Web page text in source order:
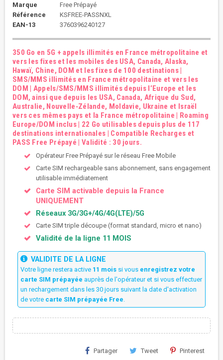
Marque
Free Prépayé
Référence
KSFREE-PASSNXL
EAN-13
3760396240127
350 Go en 5G + appels illimités en France métropolitaine et
vers les fixes et les mobiles des USA, Canada, Alaska,
Hawaï, Chine, DOM et les fixes de 100 destinations |
SMS/MMS illimités en France métropolitaine et vers les
DOM | Appels/SMS/MMS illimités depuis l’Europe et les
DOM, ainsi que depuis les USA, Canada, Afrique du Sud,
Australie, Nouvelle‑Zélande, Moldavie, Ukraine et Israël
vers ces mêmes pays et la France métropolitaine | Roaming
Europe/DOM inclus | 22 Go utilisables depuis plus de 117
destinations internationales | Compatible Recharges et
PASS Free Prépayé | Validité : 30 jours.
Opérateur Free Prépayé sur le réseau Free Mobile
Carte SIM rechargeable sans abonnement, sans engagement
utilisable immédiatement
Carte SIM activable depuis la France
UNIQUEMENT
Réseaux 3G/3G+/4G/4G(LTE)/5G
Carte SIM triple découpe (format standard, micro et nano)
Validité de la ligne 11 MOIS
VALIDITE DE LA LIGNE
Votre ligne restera active 11 mois si vous enregistrez votre
carte SIM prépayée auprès de l'opérateur et si vous effectuer
un rechargement dans les 30 jours suivant la date d'activation
de votre carte SIM prépayée Free
Partager Tweet Pinterest